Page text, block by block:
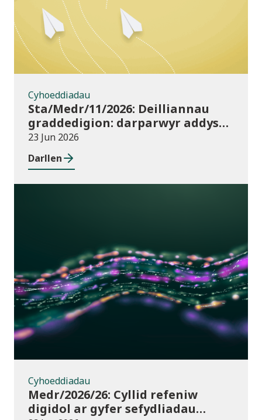
Cyhoeddiadau
Sta/Medr/11/2026: Deilliannau
graddedigion: darparwyr addysg
uwch 2023/24
23 Jun 2026
Darllen
Cyhoeddiadau
Cyhoeddiadau
Medr/2026/26: Cyllid refeniw
digidol ar gyfer sefydliadau